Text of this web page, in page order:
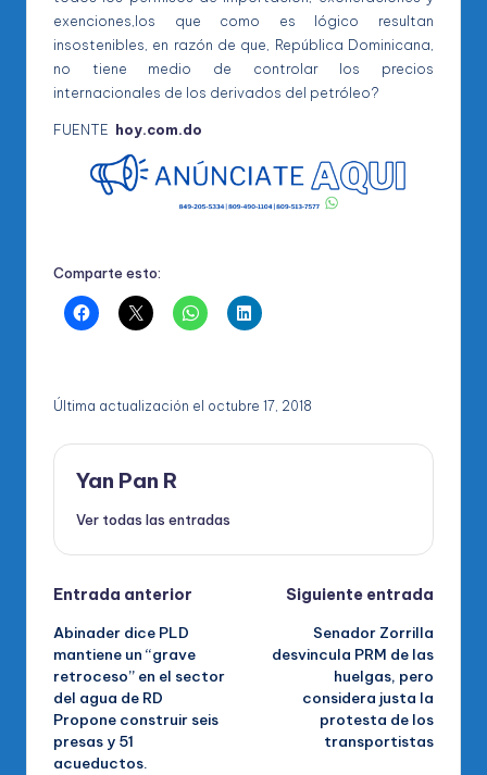
exenciones,los que como es lógico resultan
insostenibles, en razón de que, República Dominicana,
no tiene medio de controlar los precios
internacionales de los derivados del petróleo?
FUENTE hoy.com.do
Comparte esto:
Última actualización el octubre 17, 2018
Yan Pan R
Ver todas las entradas
Navegación
de
entradas
Entrada anterior
Abinader dice PLD
mantiene un “grave
retroceso” en el sector
del agua de RD
Propone construir seis
presas y 51
acueductos.
Siguiente entrada
Senador Zorrilla
desvincula PRM de las
huelgas, pero
considera justa la
protesta de los
transportistas